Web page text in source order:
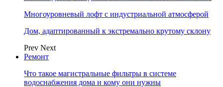
Многоуровневый лофт с индустриальной атмосферой
Дом, адаптированный к экстремально крутому склону
Prev Next
Ремонт
Что такое магистральные фильтры в системе
водоснабжения дома и кому они нужны